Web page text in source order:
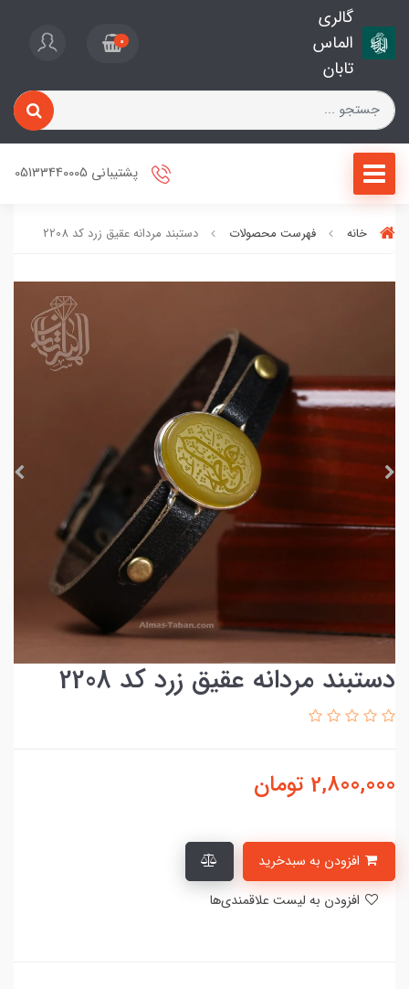
گالری
الماس
تابان
0
پشتیبانی 05133440005
خانه فهرست محصولات دستبند مردانه عقیق زرد کد 2208
دستبند مردانه عقیق زرد کد 2208
2,800,000 تومان